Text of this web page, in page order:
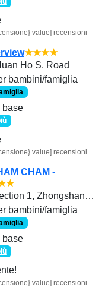
value] recensioni
★★★★
Ho S. Road
bambini/famiglia
base
value] recensioni
CHAM -
No. 139, Section 1, Zhongshan Road
bambini/famiglia
base
value] recensioni